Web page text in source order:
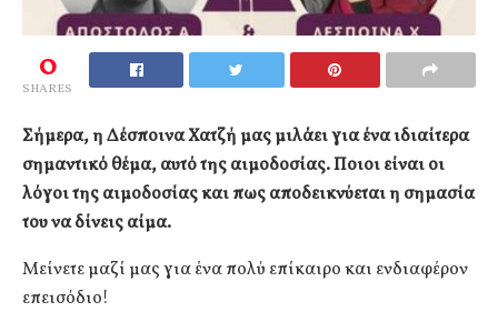
0
SHARES
Σήμερα, η Δέσποινα Χατζή μας μιλάει για ένα ιδιαίτερα
σημαντικό θέμα, αυτό της αιμοδοσίας. Ποιοι είναι οι
λόγοι της αιμοδοσίας και πως αποδεικνύεται η σημασία
του να δίνεις αίμα.
Μείνετε μαζί μας για ένα πολύ επίκαιρο και ενδιαφέρον
επεισόδιο!